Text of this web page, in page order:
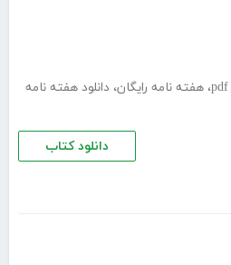
، هفته نامه رایگان، دانلود هفته نامه
دانلود کتاب